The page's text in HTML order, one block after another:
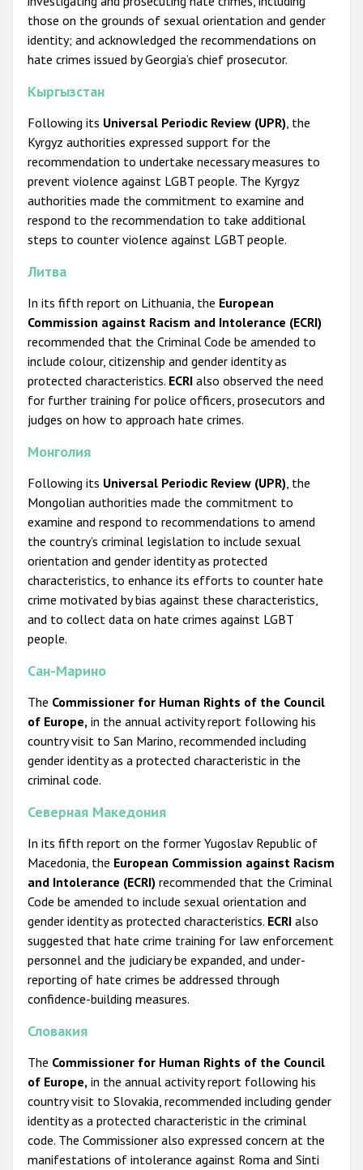
those on the grounds of sexual orientation and gender
identity; and acknowledged the recommendations on
hate crimes issued by Georgia’s chief prosecutor.
Кыргызстан
Following its Universal Periodic Review (UPR), the
Kyrgyz authorities expressed support for the
recommendation to undertake necessary measures to
prevent violence against LGBT people. The Kyrgyz
authorities made the commitment to examine and
respond to the recommendation to take additional
steps to counter violence against LGBT people.
Литва
In its fifth report on Lithuania, the European
Commission against Racism and Intolerance (ECRI)
recommended that the Criminal Code be amended to
include colour, citizenship and gender identity as
protected characteristics. ECRI also observed the need
for further training for police officers, prosecutors and
judges on how to approach hate crimes.
Монголия
Following its Universal Periodic Review (UPR), the
Mongolian authorities made the commitment to
examine and respond to recommendations to amend
the country’s criminal legislation to include sexual
orientation and gender identity as protected
characteristics, to enhance its efforts to counter hate
crime motivated by bias against these characteristics,
and to collect data on hate crimes against LGBT
people.
Сан-Марино
The Commissioner for Human Rights of the Council
of Europe, in the annual activity report following his
country visit to San Marino, recommended including
gender identity as a protected characteristic in the
criminal code.
Северная Македония
In its fifth report on the former Yugoslav Republic of
Macedonia, the European Commission against Racism
and Intolerance (ECRI) recommended that the Criminal
Code be amended to include sexual orientation and
gender identity as protected characteristics. ECRI also
suggested that hate crime training for law enforcement
personnel and the judiciary be expanded, and under-
reporting of hate crimes be addressed through
confidence-building measures.
Словакия
The Commissioner for Human Rights of the Council
of Europe, in the annual activity report following his
country visit to Slovakia, recommended including gender
identity as a protected characteristic in the criminal
code. The Commissioner also expressed concern at the
manifestations of intolerance against Roma and Sinti